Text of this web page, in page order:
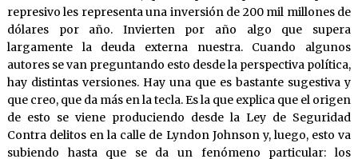
represivo les representa una inversión de 200 mil millones de
dólares por año. Invierten por año algo que supera
largamente la deuda externa nuestra. Cuando algunos
autores se van preguntando esto desde la perspectiva política,
hay distintas versiones. Hay una que es bastante sugestiva y
que creo, que da más en la tecla. Es la que explica que el origen
de esto se viene produciendo desde la Ley de Seguridad
Contra delitos en la calle de Lyndon Johnson y, luego, esto va
subiendo hasta que se da un fenómeno particular: los